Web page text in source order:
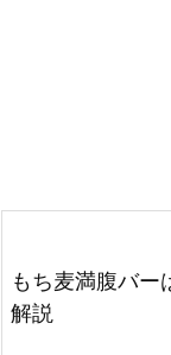
もち麦満腹バー
解説